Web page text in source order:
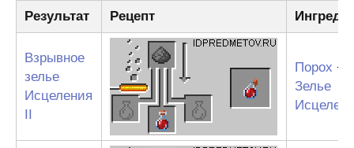
Результат Рецепт
Взрывное
зелье
Исцеления
II
Порох +
Зелье